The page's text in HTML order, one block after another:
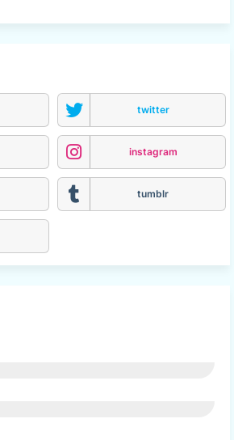
twitter
instagram
tumblr